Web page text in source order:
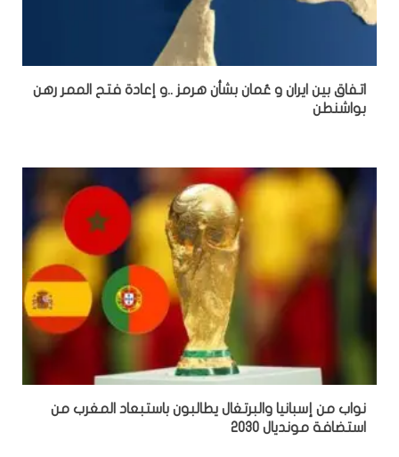
اتفاق بين ايران و عُمان بشأن هرمز ..و إعادة فتح الممر رهن
بواشنطن
نواب من إسبانيا والبرتغال يطالبون باستبعاد المغرب من
استضافة مونديال 2030